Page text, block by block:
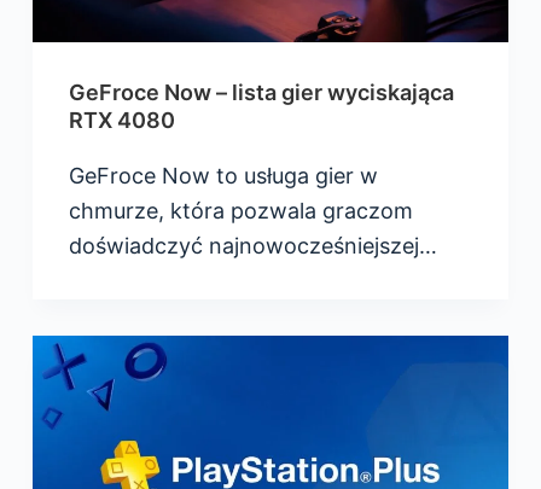
GeFroce Now – lista gier wyciskająca
RTX 4080
GeFroce Now to usługa gier w
chmurze, która pozwala graczom
doświadczyć najnowocześniejszej…